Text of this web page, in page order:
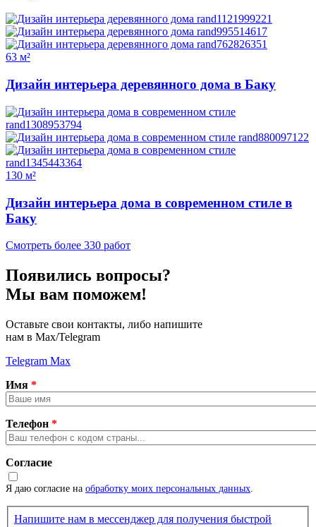
63 м²
Дизайн интерьера деревянного дома в Баку
130 м²
Дизайн интерьера дома в современном стиле в
Баку
Смотреть более 330 работ
Появились вопросы?
Мы вам поможем!
Оставьте свои контакты, либо напишите
нам в Max/Telegram
Telegram Max
Имя *
Телефон *
Согласие
Я даю согласие на обработку моих персональных данных
Напишите нам в мессенджер для получения быстрой